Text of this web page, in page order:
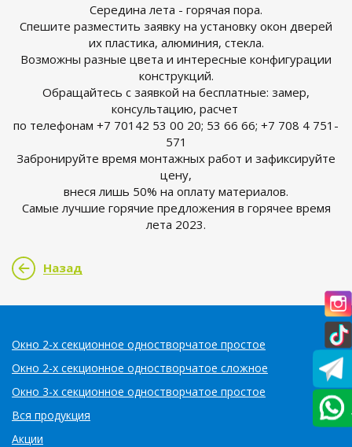
Середина лета - горячая пора.
Спешите разместить заявку на установку окон дверей
их пластика, алюминия, стекла.
Возможны разные цвета и интересные конфигурации
конструкций.
Обращайтесь с заявкой на бесплатные: замер,
консультацию, расчет
по телефонам +7 70142 53 00 20; 53 66 66; +7 708 4 751-
571
Забронируйте время монтажных работ и зафиксируйте
цену,
внеся лишь 50% на оплату материалов.
Самые лучшие горячие предложения в горячее время
лета 2023.
Назад
Окно 2-х секционное одностворчатое простое
Окно 2-х секционное одностворчатое сложное
Окно 3-х секционное одностворчатое простое
Вся продукция
Акции